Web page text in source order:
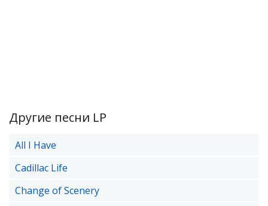
Другие песни LP
All I Have
Cadillac Life
Change of Scenery